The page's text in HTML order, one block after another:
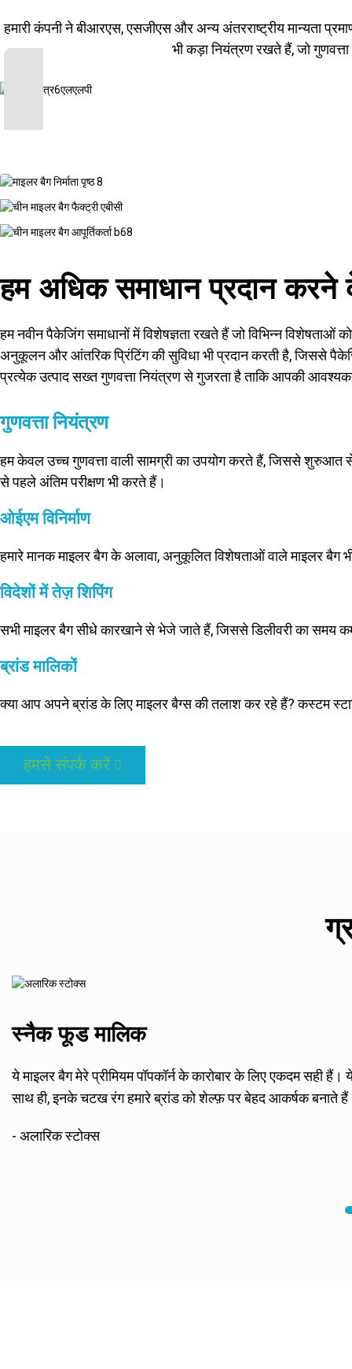
हमारी कंपनी ने बीआरएस, एसजीएस और अन्य अंतरराष्ट्रीय मान्यता
भी कड़ा नियंत्रण रखते हैं, जो
हम अधिक समाधान प्रदान
हम नवीन पैकेजिंग समाधानों में विशेषज्ञता रखते हैं जो विभिन्न
अनुकूलन और आंतरिक प्रिंटिंग की सुविधा भी प्रदान करती है, जिससे
प्रत्येक उत्पाद सख्त गुणवत्ता नियंत्रण से गुजरता है ताकि आपकी
गुणवत्ता नियंत्रण
हम केवल उच्च गुणवत्ता वाली सामग्री का उपयोग करते हैं, जिससे शुरुआत से
से पहले अंतिम परीक्षण भी करते हैं।
ओईएम विनिर्माण
हमारे मानक माइलर बैग के अलावा, अनुकूलित विशेषताओं वाले माइलर
विदेशों में तेज़ शिपिंग
सभी माइलर बैग सीधे कारखाने से भेजे जाते हैं, जिससे डिलीवरी का समय
ब्रांड मालिकों
क्या आप अपने ब्रांड के लिए माइलर बैग्स की तलाश कर रहे हैं? कस्टम
हमसे संपर्क करें
स्नैक फूड मालिक
ये माइलर बैग मेरे प्रीमियम पॉपकॉर्न के कारोबार के लिए एकदम सही
साथ ही, इनके चटख रंग हमारे ब्रांड को शेल्फ़ पर बेहद आकर्षक बनाते
- अलारिक स्टोक्स